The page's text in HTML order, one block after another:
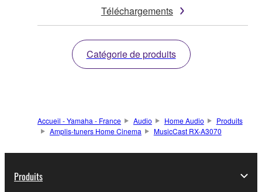
Téléchargements
Catégorie de produits
Accueil - Yamaha - France Audio Home Audio
Produits
Amplis-tuners Home Cinema
MusicCast RX-A3070
Produits